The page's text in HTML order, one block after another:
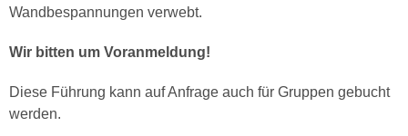
Wandbespannungen verwebt.
Wir bitten um Voranmeldung!
Diese Führung kann auf Anfrage auch für Gruppen gebucht
werden.